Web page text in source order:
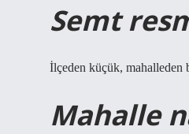
Semt
İlçeden küçük, mahalleden
Mahalle